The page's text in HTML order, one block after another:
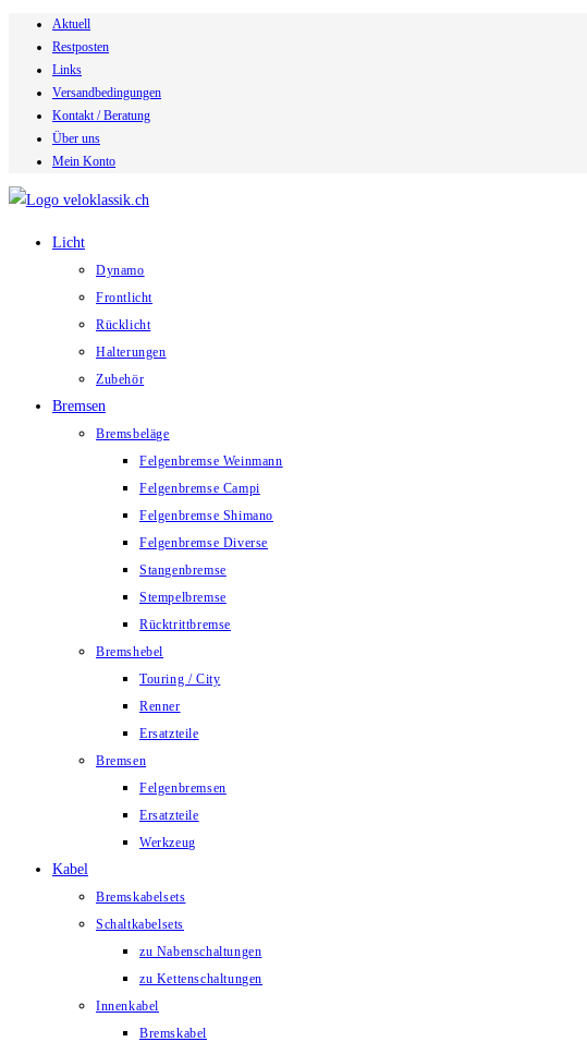
Inhalt
springen
Aktuell
Restposten
Links
Versandbedingungen
Kontakt / Beratung
Über uns
Mein Konto
Licht
Dynamo
Frontlicht
Rücklicht
Halterungen
Zubehör
Bremsen
Bremsbeläge
Felgenbremse Weinmann
Felgenbremse Campi
Felgenbremse Shimano
Felgenbremse Diverse
Stangenbremse
Stempelbremse
Rücktrittbremse
Bremshebel
Touring / City
Renner
Ersatzteile
Bremsen
Felgenbremsen
Ersatzteile
Werkzeug
Kabel
Bremskabelsets
Schaltkabelsets
zu Nabenschaltungen
zu Kettenschaltungen
Innenkabel
Bremskabel